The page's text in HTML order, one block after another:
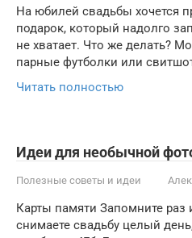
На юбилей свадьбы хочется
подарок, который надолго
не хватает. Что же делать?
парные футболки или
Читать полностью
Идеи для необычной
Полезные советы и идеи
Карты памяти Запомните раз
снимаете свадьбу целый